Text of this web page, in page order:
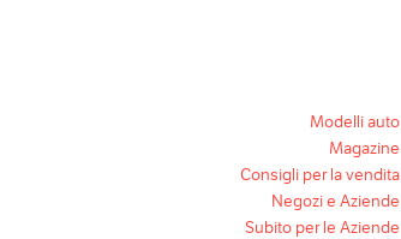
Modelli auto
Magazine
Consigli per la vendita
Negozi e Aziende
Subito per le Aziende